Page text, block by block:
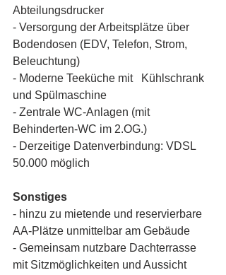
Abteilungsdrucker
- Versorgung der Arbeitsplätze über
Bodendosen (EDV, Telefon, Strom,
Beleuchtung)
- Moderne Teeküche mit   Kühlschrank
und Spülmaschine
- Zentrale WC-Anlagen (mit
Behinderten-WC im 2.OG.)
- Derzeitige Datenverbindung: VDSL
50.000 möglich
Sonstiges
- hinzu zu mietende und reservierbare
AA-Plätze unmittelbar am Gebäude
- Gemeinsam nutzbare Dachterrasse
mit Sitzmöglichkeiten und Aussicht